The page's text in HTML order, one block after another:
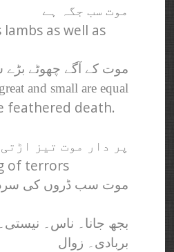
موت سب جگہ ہے
as well as
and small are equal)
feathered death.
پر دار موت تیز
of terrors
موت سب ڈروں کی
بجھ جانا۔ ناس۔ نیستی۔
بربادی۔ زوال